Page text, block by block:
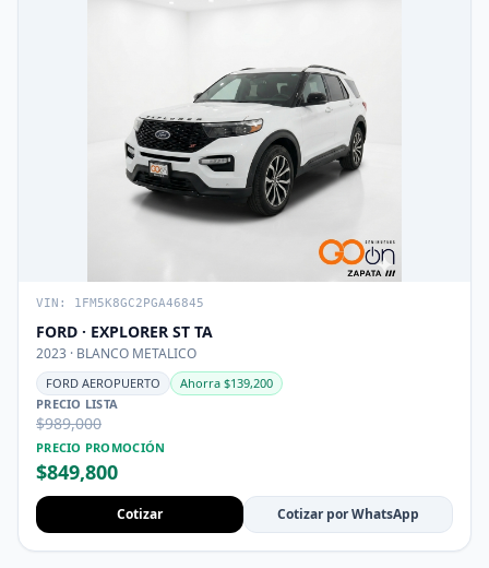
VIN: 1FM5K8GC2PGA46845
FORD · EXPLORER ST TA
2023 · BLANCO METALICO
FORD AEROPUERTO
Ahorra $139,200
PRECIO LISTA
$989,000
PRECIO PROMOCIÓN
$849,800
Cotizar Cotizar por WhatsApp